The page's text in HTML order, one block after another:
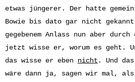
etwas jüngerer. Der hatte
Bowie bis dato gar nicht
gegebenem Anlass nun aber
jetzt wisse er, worum es geht.
das wisse er eben nicht . Und
wäre dann ja, sagen wir mal,